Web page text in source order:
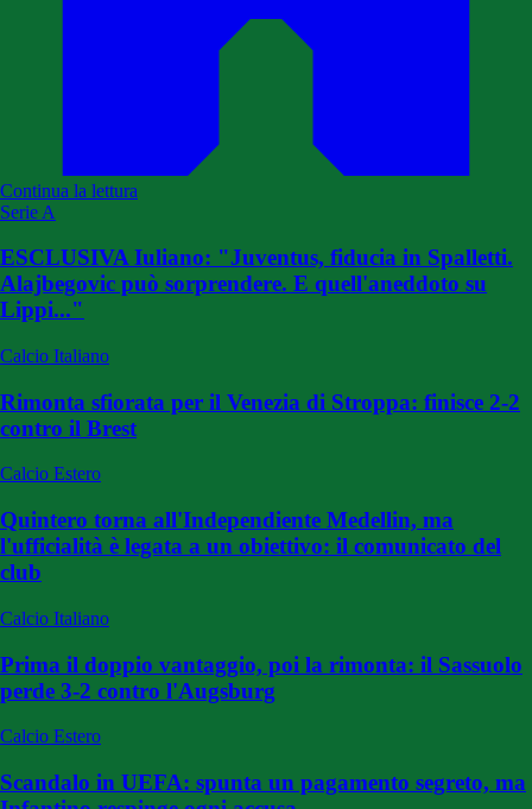
Continua la lettura
Serie A
ESCLUSIVA Iuliano: "Juventus, fiducia in Spalletti.
Alajbegovic può sorprendere. E quell'aneddoto su
Lippi..."
Calcio Italiano
Rimonta sfiorata per il Venezia di Stroppa: finisce 2-2
contro il Brest
Calcio Estero
Quintero torna all'Independiente Medellin, ma
l'ufficialità è legata a un obiettivo: il comunicato del
club
Calcio Italiano
Prima il doppio vantaggio, poi la rimonta: il Sassuolo
perde 3-2 contro l'Augsburg
Calcio Estero
Scandalo in UEFA: spunta un pagamento segreto, ma